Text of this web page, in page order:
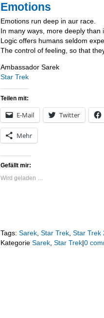
Emotions
Emotions run deep in aur race.
In many ways, more deeply than
Logic offers humans seldom
The control of feeling, so that
Ambassador Sarek
Star Trek
Teilen mit:
E-Mail Twitter
Mehr
Gefällt mir:
Wird geladen …
Tags: Sarek Star Trek Star Trek
Kategorie Sarek Star Trek 0